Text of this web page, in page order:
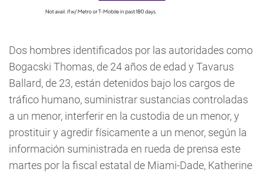
Dos hombres identificados por las autoridades como
Bogacski Thomas, de 24 años de edad y Tavarus
Ballard, de 23, están detenidos bajo los cargos de
tráfico humano, suministrar sustancias controladas
a un menor, interferir en la custodia de un menor, y
prostituir y agredir físicamente a un menor, según la
información suministrada en rueda de prensa este
martes por la fiscal estatal de Miami-Dade, Katherine